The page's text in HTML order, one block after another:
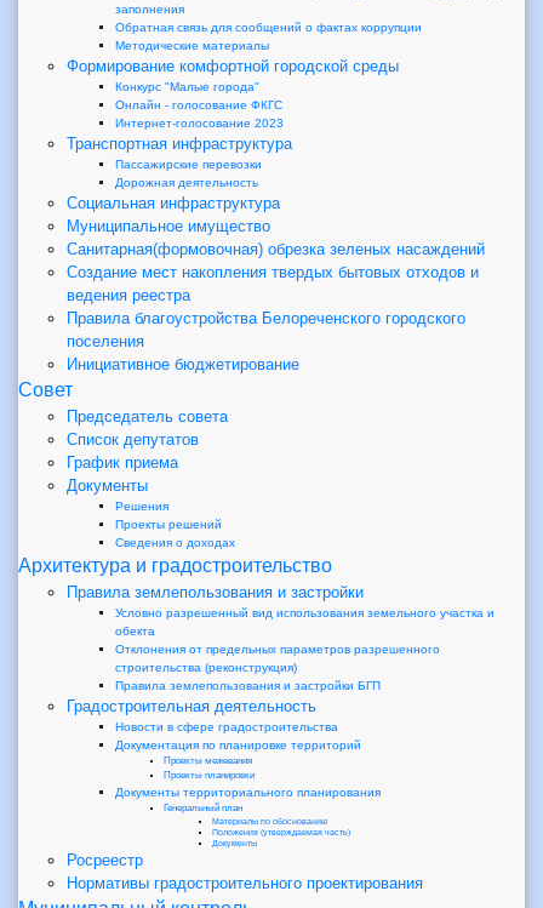
заполнения
Обратная связь для сообщений о фактах коррупции
Методические материалы
Формирование комфортной городской среды
Конкурс "Малые города"
Онлайн - голосование ФКГС
Интернет-голосование 2023
Транспортная инфраструктура
Пассажирские перевозки
Дорожная деятельность
Социальная инфраструктура
Муниципальное имущество
Санитарная(формовочная) обрезка зеленых насаждений
Создание мест накопления твердых бытовых отходов и
ведения реестра
Правила благоустройства Белореченского городского
поселения
Инициативное бюджетирование
Совет
Председатель совета
Список депутатов
График приема
Документы
Решения
Проекты решений
Сведения о доходах
Архитектура и градостроительство
Правила землепользования и застройки
Условно разрешенный вид использования земельного участка и
обекта
Отклонения от предельных параметров разрешенного
строительства (реконструкция)
Правила землепользования и застройки БГП
Градостроительная деятельность
Новости в сфере градостроительства
Документация по планировке территорий
Проекты межевания
Проекты планировки
Документы территориального планирования
Генеральный план
Материалы по обоснованию
Положения (утверждаемая часть)
Документы
Росреестр
Нормативы градостроительного проектирования